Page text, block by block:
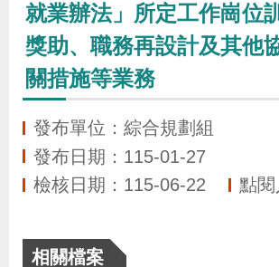
訊
息
發
布
為
務
就業辦法」所定工作崗位
獎助、職務再設計及其他
關措施等業務
發布單位：綜合規劃組
發布日期：115-01-27
檢核日期：115-06-22
點
相關檔案